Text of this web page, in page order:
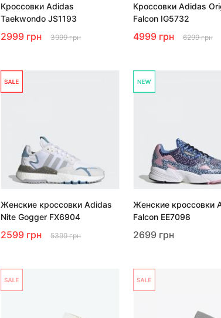
Кроссовки Adidas
Taekwondo JS1193
2999 грн 3999 грн
Кроссовки Adidas
Falcon IG5732
4999 грн 6299 грн
Женские кроссовки Adidas
Nite Gogger FX6904
2599 грн 5399 грн
Женские кроссовки
Falcon EE7098
2699 грн